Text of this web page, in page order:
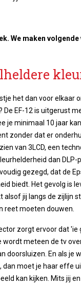
We maken volgende
het dan voor elkaar
De EF-12 is uitgerust
je minimaal 10 jaar
zonder dat er
van 3LCD, een
dan
gezegd, dat de
biedt. Het gevolg is
alsof jij langs de zijlijn
reet moeten douwen.
zorgt ervoor dat 'ie
wordt meteen de tv
doorsluizen. En als je
dan moet je haar effe
kan kijken. Mits jij